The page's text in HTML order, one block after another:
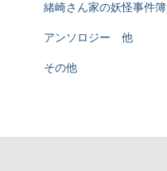
緒崎さん家の妖怪事件簿
アンソロジー 他
その他